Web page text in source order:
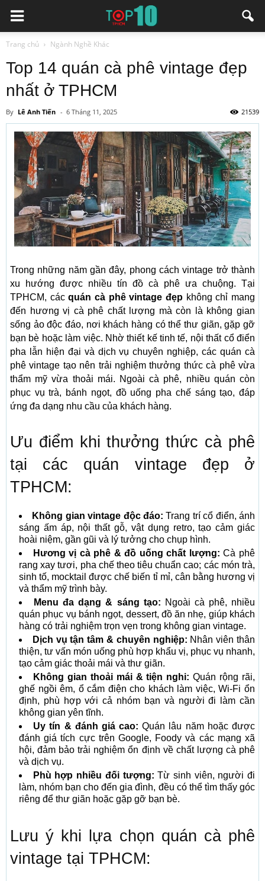
Trang chủ Ngành Nghề Khác
Top 14 quán cà phê vintage đẹp
nhất ở TPHCM
By Lê Anh Tiến - 6 Tháng 11, 2025 21539
Trong những năm gần đây, phong cách vintage trở thành
xu hướng được nhiều tín đồ cà phê ưa chuộng. Tại
TPHCM, cácquán cà phê vintage đẹp không chỉ mang
đến hương vị cà phê chất lượng mà còn là không gian
sống ảo độc đáo, nơi khách hàng có thể thư giãn, gặp gỡ
bạn bè hoặc làm việc. Nhờ thiết kế tinh tế, nội thất cổ điển
pha lẫn hiện đại và dịch vụ chuyên nghiệp, các quán cà
phê vintage tạo nên trải nghiệm thưởng thức cà phê vừa
thẩm mỹ vừa thoải mái. Ngoài cà phê, nhiều quán còn
phục vụ trà, bánh ngọt, đồ uống pha chế sáng tạo, đáp
ứng đa dạng nhu cầu của khách hàng.
Ưu điểm khi thưởng thức cà phê
tại các quán vintage đẹp ở
TPHCM:
Không gian vintage độc đáo: Trang trí cổ điển, ánh
sáng ấm áp, nội thất gỗ, vật dụng retro, tạo cảm giác
hoài niệm, gần gũi và lý tưởng cho chụp hình.
Hương vị cà phê & đồ uống chất lượng: Cà phê
rang xay tươi, pha chế theo tiêu chuẩn cao; các món trà,
sinh tố, mocktail được chế biến tỉ mỉ, cân bằng hương vị
và thẩm mỹ trình bày.
Menu đa dạng & sáng tạo: Ngoài cà phê, nhiều
quán phục vụ bánh ngọt, dessert, đồ ăn nhẹ, giúp khách
hàng có trải nghiệm trọn vẹn trong không gian vintage.
Dịch vụ tận tâm & chuyên nghiệp: Nhân viên thân
thiện, tư vấn món uống phù hợp khẩu vị, phục vụ nhanh,
tạo cảm giác thoải mái và thư giãn.
Không gian thoải mái & tiện nghi: Quán rộng rãi,
ghế ngồi êm, ổ cắm điện cho khách làm việc, Wi-Fi ổn
định, phù hợp với cả nhóm bạn và người đi làm cần
không gian yên tĩnh.
Uy tín & đánh giá cao: Quán lâu năm hoặc được
đánh giá tích cực trên Google, Foody và các mạng xã
hội, đảm bảo trải nghiệm ổn định về chất lượng cà phê
và dịch vụ.
Phù hợp nhiều đối tượng: Từ sinh viên, người đi
làm, nhóm bạn cho đến gia đình, đều có thể tìm thấy góc
riêng để thư giãn hoặc gặp gỡ bạn bè.
Lưu ý khi lựa chọn quán cà phê
vintage tại TPHCM: